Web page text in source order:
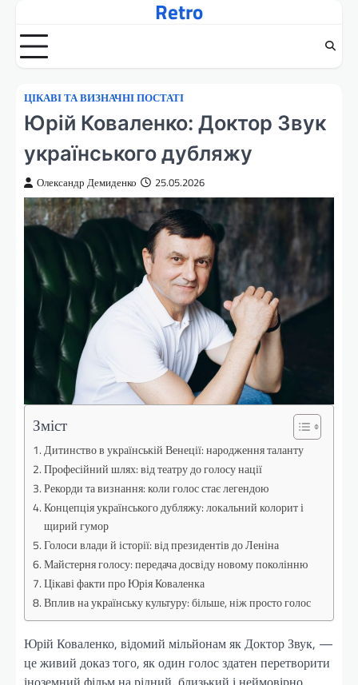
вмісту
Retro
ЦІКАВІ ТА ВИЗНАЧНІ ПОСТАТІ
Юрій Коваленко: Доктор Звук
українського дубляжу
Олександр Демиденко 25.05.2026
Зміст
Дитинство в українській Венеції: народження таланту
Професійний шлях: від театру до голосу нації
Рекорди та визнання: коли голос стає легендою
Концепція українського дубляжу: локальний колорит і
щирий гумор
Голоси влади й історії: від президентів до Леніна
Майстерня голосу: передача досвіду новому поколінню
Цікаві факти про Юрія Коваленка
Вплив на українську культуру: більше, ніж просто голос
Юрій Коваленко, відомий мільйонам як Доктор Звук, —
це живий доказ того, як один голос здатен перетворити